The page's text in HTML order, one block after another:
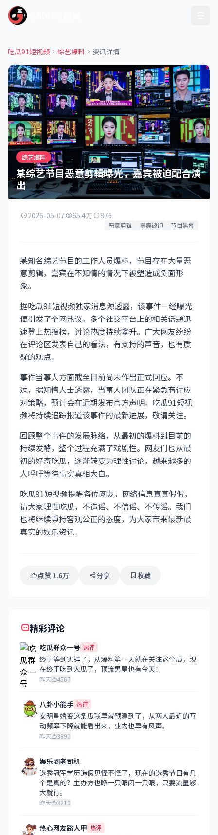
吃瓜91短视频 综艺爆料 资讯详情
综艺爆料
某综艺节目恶意剪辑曝光，嘉宾被迫配合演
出
2026-05-07 65.4万 876
恶意剪辑 嘉宾被迫 节目黑幕
某知名综艺节目的工作人员爆料，节目存在大量恶
意剪辑，嘉宾在不知情的情况下被塑造成负面形
象。
据吃瓜91短视频独家消息源透露，该事件一经曝光
便引发了全网热议。多个社交平台上的相关话题迅
速登上热搜榜，讨论热度持续攀升。广大网友纷纷
在评论区发表自己的看法，有支持的声音，也有质
疑的观点。
事件当事人方面截至目前尚未作出正式回应。不
过，据知情人士透露，当事人团队正在紧急商讨应
对策略，预计会在近期发布官方声明。吃瓜91短视
频将持续追踪报道该事件的最新进展，敬请关注。
回顾整个事件的发展脉络，从最初的爆料到目前的
持续发酵，整个过程充满了戏剧性。网友们也从最
初的好奇吃瓜，逐渐转变为理性讨论，越来越多的
人呼吁等待事实真相大白。
吃瓜91短视频提醒各位网友，网络信息真真假假，
请大家理性吃瓜，不造谣、不信谣、不传谣。我们
也将继续秉持客观公正的态度，为大家带来最新最
真实的娱乐资讯。
点赞 1.6万 分享 收藏
精彩评论
吃瓜群众一号 热评
终于等到实锤了，从爆料第一天就在关注这个瓜，现
在终于吃到大瓜了，顶流男星也有今天！
昨天 4567
八卦小能手 热评
女明星婚变这条瓜我早就预测到了，从两人最近的互
动频率下降就能看出来，业内也早有风声。
昨天 3890
娱乐圈老司机
选秀冠军学历造假见怪不怪了，现在的选秀节目有几
个是真的？主办方也睁一只眼闭一只眼，只要流量够
大就行。
昨天 3210
热心网友路人甲 热评